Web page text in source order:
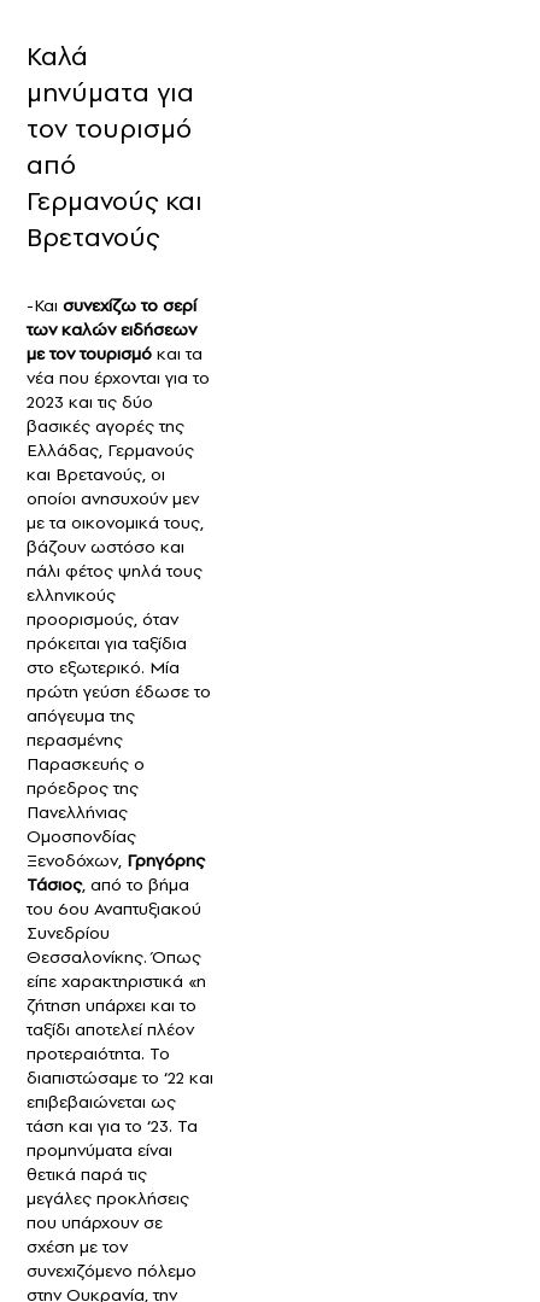
Καλά
μηνύματα για
τον τουρισμό
από
Γερμανούς και
Βρετανούς
-Και συνεχίζω το σερί
των καλών ειδήσεων
με τον τουρισμό και τα
νέα που έρχονται για το
2023 και τις δύο
βασικές αγορές της
Ελλάδας, Γερμανούς
και Βρετανούς, οι
οποίοι ανησυχούν μεν
με τα οικονομικά τους,
βάζουν ωστόσο και
πάλι φέτος ψηλά τους
ελληνικούς
προορισμούς, όταν
πρόκειται για ταξίδια
στο εξωτερικό. Μία
πρώτη γεύση έδωσε το
απόγευμα της
περασμένης
Παρασκευής ο
πρόεδρος της
Πανελλήνιας
Ομοσπονδίας
Ξενοδόχων, Γρηγόρης
Τάσιος, από το βήμα
του 6ου Αναπτυξιακού
Συνεδρίου
Θεσσαλονίκης. Όπως
είπε χαρακτηριστικά «η
ζήτηση υπάρχει και το
ταξίδι αποτελεί πλέον
προτεραιότητα. Το
διαπιστώσαμε το ‘22 και
επιβεβαιώνεται ως
τάση και για το ‘23. Τα
προμηνύματα είναι
θετικά παρά τις
μεγάλες προκλήσεις
που υπάρχουν σε
σχέση με τον
συνεχιζόμενο πόλεμο
στην Ουκρανία, την